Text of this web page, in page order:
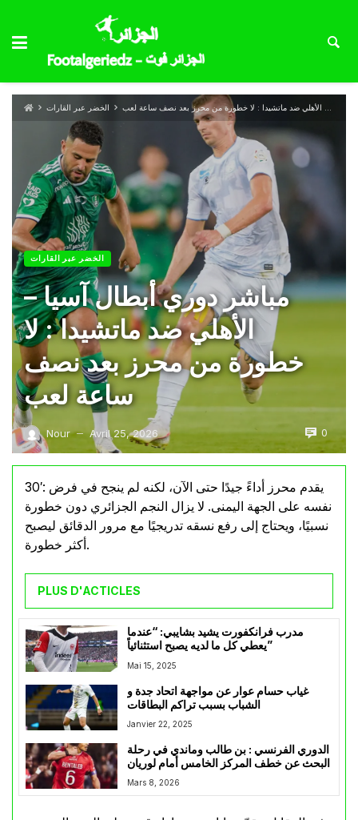
الخضر عبر القارات مباشر دوري أبطال آسيا – الأهلي ضد ماتشيدا : لا خطورة من محرز بعد نصف ساعة لعب
الخضر عبر القارات
مباشر دوري أبطال آسيا –
الأهلي ضد ماتشيدا : لا
خطورة من محرز بعد نصف
ساعة لعب
Nour — Avril 25, 2026 0
30′: يقدم محرز أداءً جيدًا حتى الآن، لكنه لم ينجح في فرض
نفسه على الجهة اليمنى. لا يزال النجم الجزائري دون خطورة
نسبيًا، ويحتاج إلى رفع نسقه تدريجيًا مع مرور الدقائق ليصبح
أكثر خطورة.
PLUS D'ACTICLES
مدرب فرانكفورت يشيد بشايبي: “عندما
يعطي كل ما لديه يصبح استثنائياً”
Mai 15, 2025
غياب حسام عوار عن مواجهة اتحاد جدة و
الشباب بسبب تراكم البطاقات
Janvier 22, 2025
الدوري الفرنسي : بن طالب وماندي في رحلة
البحث عن خطف المركز الخامس أمام لوريان
Mars 8, 2026